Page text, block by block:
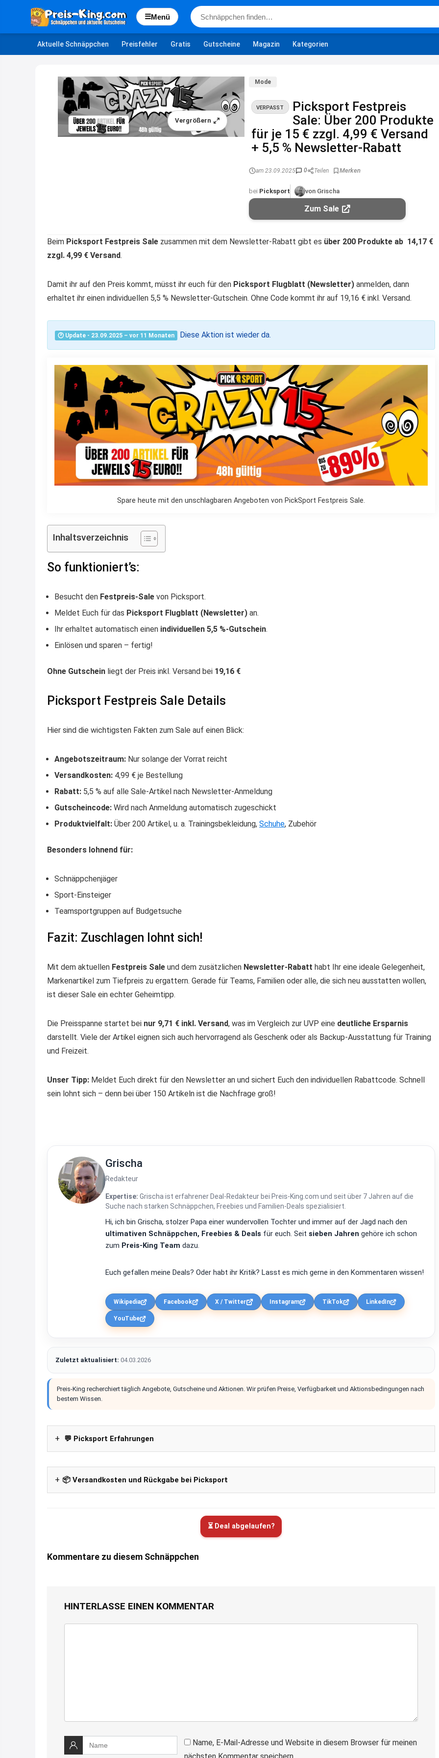
☰Menü
Aktuelle Schnäppchen Preisfehler Gratis Gutscheine Magazin Kategorien
Vergrößern
Mode
VERPASST
Picksport Festpreis
Sale: Über 200 Produkte
für je 15 € zzgl. 4,99 € Versand
+ 5,5 % Newsletter-Rabatt
am 23.09.2025 0 Teilen
bei Picksport von Grischa
Zum Sale
Beim Picksport Festpreis Sale zusammen mit dem Newsletter-Rabatt gibt es über 200 Produkte ab 14,17 €
zzgl. 4,99 € Versand.
Damit ihr auf den Preis kommt, müsst ihr euch für den Picksport Flugblatt (Newsletter) anmelden, dann
erhaltet ihr einen individuellen 5,5 % Newsletter-Gutschein. Ohne Code kommt ihr auf 19,16 € inkl. Versand.
🕐 Update - 23.09.2025 – vor 11 Monaten Diese Aktion ist wieder da.
Spare heute mit den unschlagbaren Angeboten von PickSport Festpreis Sale.
Inhaltsverzeichnis
So funktioniert’s:
Besucht den Festpreis-Sale von Picksport.
Meldet Euch für das Picksport Flugblatt (Newsletter) an.
Ihr erhaltet automatisch einen individuellen 5,5 %-Gutschein.
Einlösen und sparen – fertig!
Ohne Gutschein liegt der Preis inkl. Versand bei 19,16 €
Picksport Festpreis Sale Details
Hier sind die wichtigsten Fakten zum Sale auf einen Blick:
Angebotszeitraum: Nur solange der Vorrat reicht
Versandkosten: 4,99 € je Bestellung
Rabatt: 5,5 % auf alle Sale-Artikel nach Newsletter-Anmeldung
Gutscheincode: Wird nach Anmeldung automatisch zugeschickt
Produktvielfalt: Über 200 Artikel, u. a. Trainingsbekleidung, Schuhe, Zubehör
Besonders lohnend für:
Schnäppchenjäger
Sport-Einsteiger
Teamsportgruppen auf Budgetsuche
Fazit: Zuschlagen lohnt sich!
Mit dem aktuellen Festpreis Sale und dem zusätzlichen Newsletter-Rabatt habt Ihr eine ideale Gelegenheit,
Markenartikel zum Tiefpreis zu ergattern. Gerade für Teams, Familien oder alle, die sich neu ausstatten wollen,
ist dieser Sale ein echter Geheimtipp.
Die Preisspanne startet bei nur 9,71 € inkl. Versand, was im Vergleich zur UVP eine deutliche Ersparnis
darstellt. Viele der Artikel eignen sich auch hervorragend als Geschenk oder als Backup-Ausstattung für Training
und Freizeit.
Unser Tipp: Meldet Euch direkt für den Newsletter an und sichert Euch den individuellen Rabattcode. Schnell
sein lohnt sich – denn bei über 150 Artikeln ist die Nachfrage groß!
Grischa
Redakteur
Expertise: Grischa ist erfahrener Deal-Redakteur bei Preis-King.com und seit über 7 Jahren auf die
Suche nach starken Schnäppchen, Freebies und Familien-Deals spezialisiert.
Hi, ich bin Grischa, stolzer Papa einer wundervollen Tochter und immer auf der Jagd nach den
ultimativen Schnäppchen, Freebies & Deals für euch. Seit sieben Jahren gehöre ich schon
zum Preis-King Team dazu.
Euch gefallen meine Deals? Oder habt ihr Kritik? Lasst es mich gerne in den Kommentaren wissen!
Wikipedia Facebook X / Twitter Instagram TikTok LinkedIn
YouTube
Zuletzt aktualisiert: 04.03.2026
Preis-King recherchiert täglich Angebote, Gutscheine und Aktionen. Wir prüfen Preise, Verfügbarkeit und Aktionsbedingungen nach
bestem Wissen.
💬 Picksport Erfahrungen
📦 Versandkosten und Rückgabe bei Picksport
⏳ Deal abgelaufen?
Kommentare zu diesem Schnäppchen
HINTERLASSE EINEN KOMMENTAR
Name, E-Mail-Adresse und Website in diesem Browser für meinen